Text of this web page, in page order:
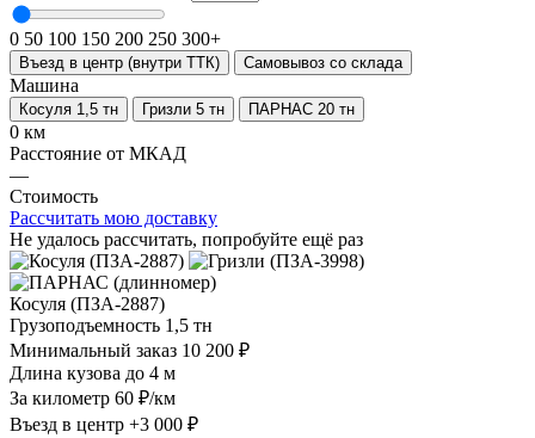
0 50 100 150 200 250 300+
Въезд в центр (внутри ТТК) Самовывоз со склада
Машина
Косуля 1,5 тн Гризли 5 тн ПАРНАС 20 тн
0 км
Расстояние от МКАД
—
Стоимость
Рассчитать мою доставку
Не удалось рассчитать, попробуйте ещё раз
Косуля (ПЗА-2887)
Грузоподъемность 1,5 тн
Минимальный заказ 10 200 ₽
Длина кузова до 4 м
За километр 60 ₽/км
Въезд в центр +3 000 ₽